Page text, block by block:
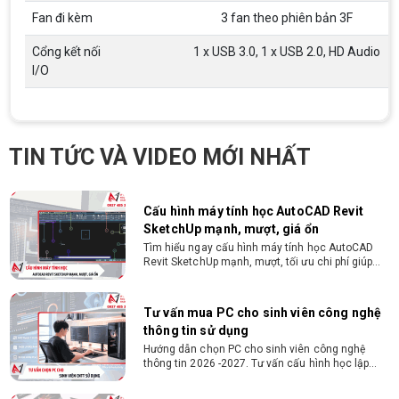
Fan đi kèm 3 fan theo phiên bản 3F
Cổng kết nối
I/O
1 x USB 3.0, 1 x USB 2.0, HD Audio
TIN TỨC VÀ VIDEO MỚI NHẤT
nhân tạo 2026 - 2027
Từ tân sinh viên đến khi làm đồ án tốt nghiệp,
xem ngay cách chọn laptop cho sinh viên học
Nguyễn Thắng!
họa từ 2D, dựng video đến 3D
Hướng dẫn chọn PC cho sinh viên thiết kế đồ họa
từ 2D, dựng video đến 3D. Cấu hình tối ưu, dùng
Cấu hình máy tính học AutoCAD Revit
SketchUp mạnh, mượt, giá ổn
Tìm hiểu ngay cấu hình máy tính học AutoCAD
Revit SketchUp mạnh, mượt, tối ưu chi phí giúp
Tư vấn mua PC cho sinh viên công nghệ
thông tin sử dụng
Hướng dẫn chọn PC cho sinh viên công nghệ
thông tin 2026 -2027. Tư vấn cấu hình học lập